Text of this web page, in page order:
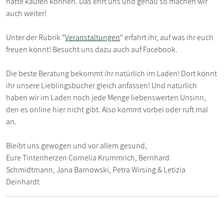
auch weiter!
Unter der Rubrik "Veranstaltungen" erfahrt ihr, auf was ihr euch
freuen könnt! Besucht uns dazu auch auf Facebook.
Die beste Beratung bekommt ihr natürlich im Laden! Dort könnt
ihr unsere Lieblingsbücher gleich anfassen! Und natürlich
haben wir im Laden noch jede Menge liebenswerten Unsinn,
den es online hier nicht gibt. Also kommt vorbei oder ruft mal
an.
Bleibt uns gewogen und vor allem gesund,
Eure Tintenherzen Cornelia Krummrich, Bernhard
Schmidtmann, Jana Barnowski, Petra Wirsing & Letizia
Deinhardt